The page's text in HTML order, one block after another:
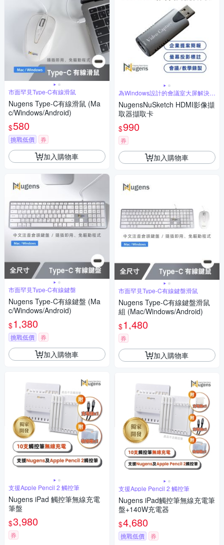
市面罕見Type-C有線滑鼠
Nugens Type-C有線滑鼠 (Ma
c/Windows/Android)
$580
挑戰低價 券
加入購物車
市面罕見Type-C有線鍵盤
Nugens Type-C有線鍵盤 (Ma
c/Windows/Android)
$1,380
挑戰低價 券
加入購物車
支援Apple Pencil 2 觸控筆
Nugens iPad 觸控筆無線充電
筆盤
$3,980
券
為Windows設計的會議室大屏解決方
案
NugensNuSketch HDMI影像擷
取器擷取卡
$990
券
加入購物車
市面罕見Type-C有線鍵盤滑鼠
Nugens Type-C有線鍵盤滑鼠
組 (Mac/Windows/Android)
$1,480
券
加入購物車
支援Apple Pencil 2 觸控筆
Nugens iPad觸控筆無線充電筆
盤+140W充電器
$4,680
挑戰低價 券